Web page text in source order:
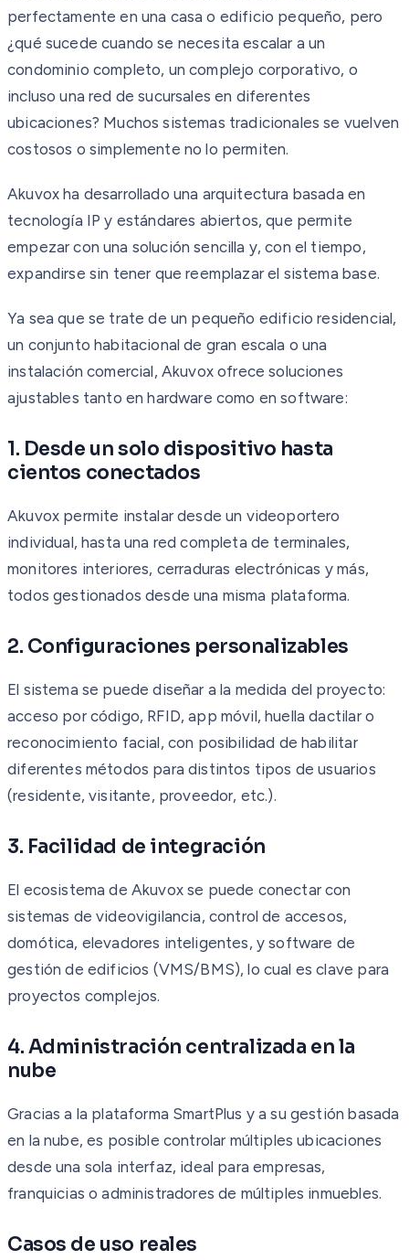
perfectamente en una casa o edificio pequeño, pero
¿qué sucede cuando se necesita escalar a un
condominio completo, un complejo corporativo, o
incluso una red de sucursales en diferentes
ubicaciones? Muchos sistemas tradicionales se vuelven
costosos o simplemente no lo permiten.
Akuvox ha desarrollado una arquitectura basada en
tecnología IP y estándares abiertos, que permite
empezar con una solución sencilla y, con el tiempo,
expandirse sin tener que reemplazar el sistema base.
Ya sea que se trate de un pequeño edificio residencial,
un conjunto habitacional de gran escala o una
instalación comercial, Akuvox ofrece soluciones
ajustables tanto en hardware como en software:
1. Desde un solo dispositivo hasta
cientos conectados
Akuvox permite instalar desde un videoportero
individual, hasta una red completa de terminales,
monitores interiores, cerraduras electrónicas y más,
todos gestionados desde una misma plataforma.
2. Configuraciones personalizables
El sistema se puede diseñar a la medida del proyecto:
acceso por código, RFID, app móvil, huella dactilar o
reconocimiento facial, con posibilidad de habilitar
diferentes métodos para distintos tipos de usuarios
(residente, visitante, proveedor, etc.).
3. Facilidad de integración
El ecosistema de Akuvox se puede conectar con
sistemas de videovigilancia, control de accesos,
domótica, elevadores inteligentes, y software de
gestión de edificios (VMS/BMS), lo cual es clave para
proyectos complejos.
4. Administración centralizada en la
nube
Gracias a la plataforma SmartPlus y a su gestión basada
en la nube, es posible controlar múltiples ubicaciones
desde una sola interfaz, ideal para empresas,
franquicias o administradores de múltiples inmuebles.
Casos de uso reales